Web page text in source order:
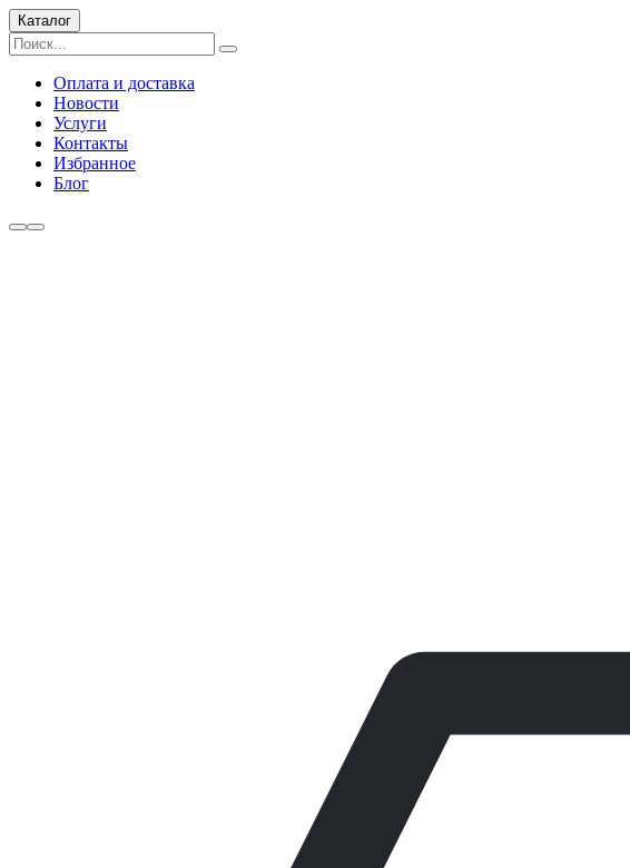
Каталог
Оплата и доставка
Новости
Услуги
Контакты
Избранное
Блог